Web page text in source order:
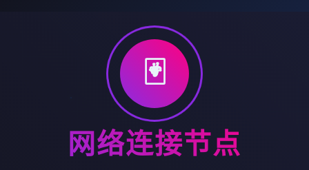
🃏
网络连接节点